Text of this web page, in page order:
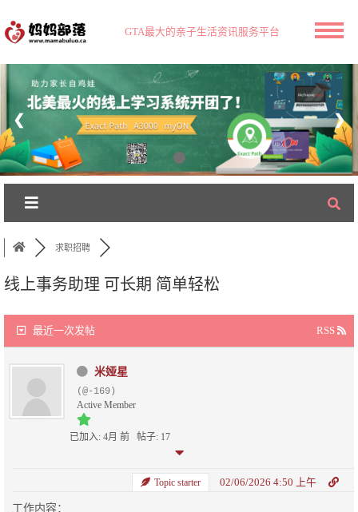
GTA最大的亲子生活资讯服务平台
❮ ❯
求职招聘
线上事务助理 可长期 简单轻松
最近一次发帖 RSS
米娅星
(@-169)
Active Member
已加入: 4月 前 帖子: 17
Topic starter 02/06/2026 4:50 上午
工作内容：